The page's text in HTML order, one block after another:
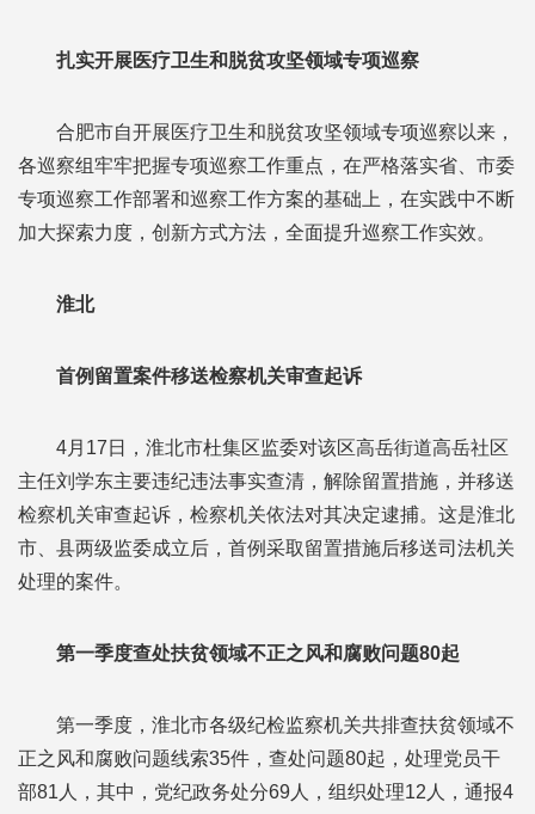
扎实开展医疗卫生和脱贫攻坚领域专项巡察
合肥市自开展医疗卫生和脱贫攻坚领域专项巡察以来，
各巡察组牢牢把握专项巡察工作重点，在严格落实省、市委
专项巡察工作部署和巡察工作方案的基础上，在实践中不断
加大探索力度，创新方式方法，全面提升巡察工作实效。
淮北
首例留置案件移送检察机关审查起诉
4月17日，淮北市杜集区监委对该区高岳街道高岳社区
主任刘学东主要违纪违法事实查清，解除留置措施，并移送
检察机关审查起诉，检察机关依法对其决定逮捕。这是淮北
市、县两级监委成立后，首例采取留置措施后移送司法机关
处理的案件。
第一季度查处扶贫领域不正之风和腐败问题80起
第一季度，淮北市各级纪检监察机关共排查扶贫领域不
正之风和腐败问题线索35件，查处问题80起，处理党员干
部81人，其中，党纪政务处分69人，组织处理12人，通报4